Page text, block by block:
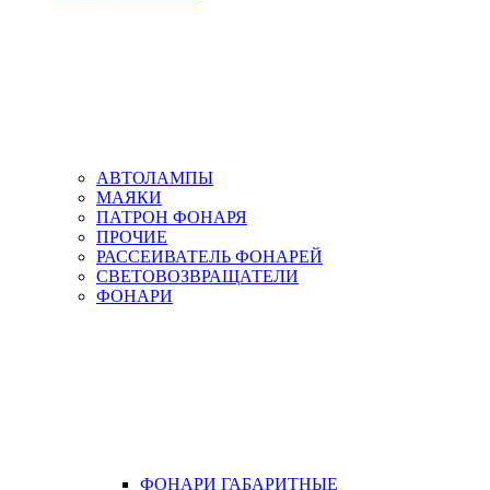
АВТОЛАМПЫ
МАЯКИ
ПАТРОН ФОНАРЯ
ПРОЧИЕ
РАССЕИВАТЕЛЬ ФОНАРЕЙ
СВЕТОВОЗВРАЩАТЕЛИ
ФОНАРИ
ФОНАРИ ГАБАРИТНЫЕ